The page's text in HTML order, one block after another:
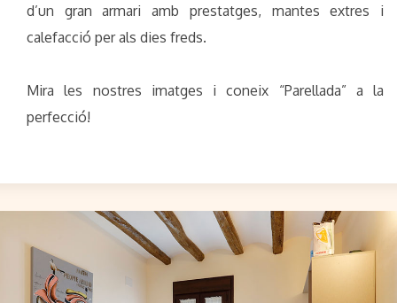
d’un gran armari amb prestatges, mantes extres i
calefacció per als dies freds.
Mira les nostres imatges i coneix “Parellada” a la
perfecció!